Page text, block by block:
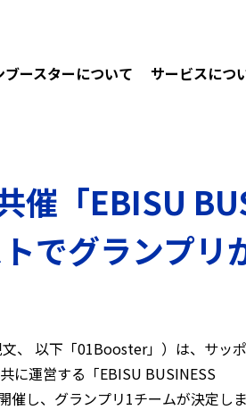
ブースターについて サービスにつ
「EBISU
でグランプリ
、 以下「01Booster」）は、サッポ
に運営する「EBISU BUSINESS
催し、グランプリ1チームが決定し